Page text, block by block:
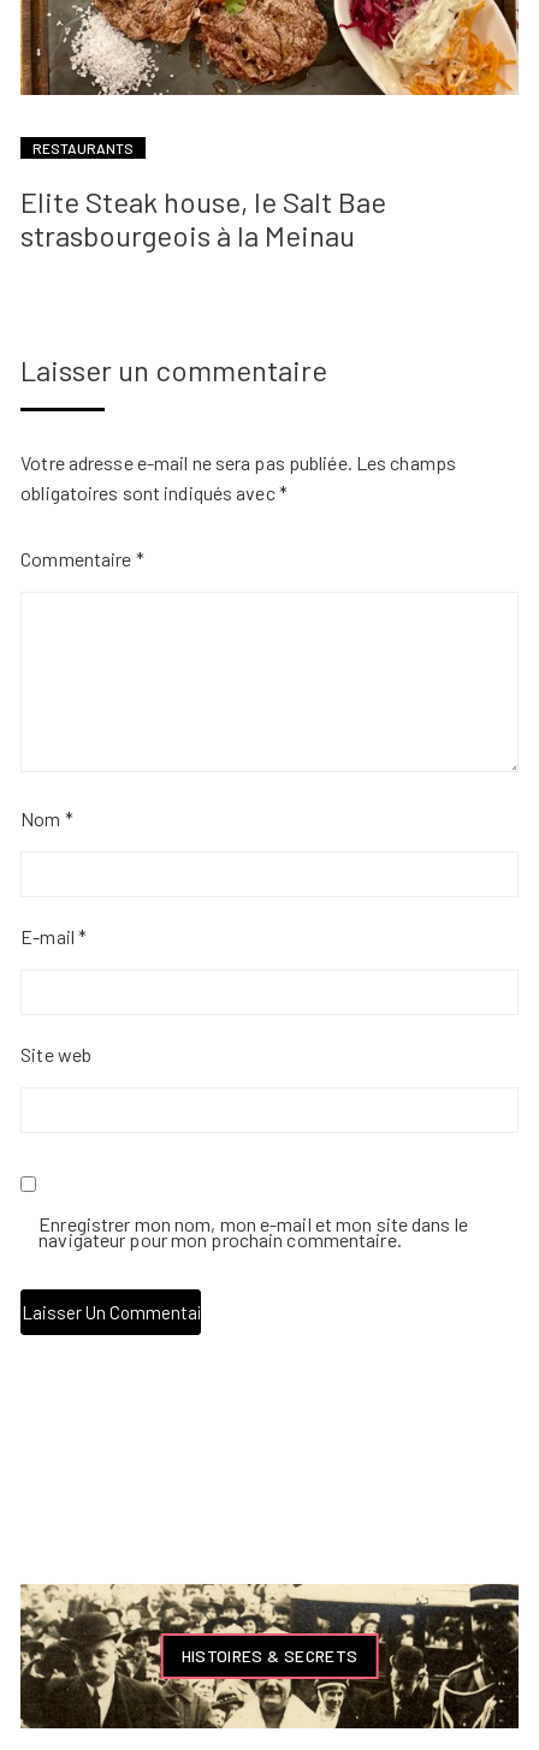
RESTAURANTS
Elite Steak house, le Salt Bae
strasbourgeois à la Meinau
Laisser un commentaire
Votre adresse e-mail ne sera pas publiée. Les champs
obligatoires sont indiqués avec*
Commentaire *
Nom *
E-mail*
Site web
Enregistrer mon nom, mon e-mail et mon site dans le
navigateur pour mon prochain commentaire.
HISTOIRES & SECRETS